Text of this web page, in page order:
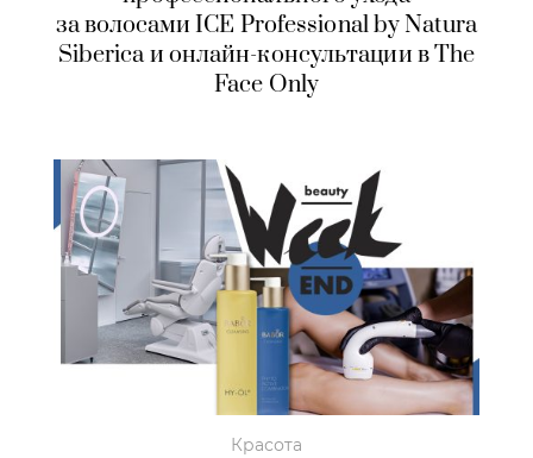
за волосами ICE Professional by Natura
Siberica и онлайн-консультации в The
Face Only
Красота